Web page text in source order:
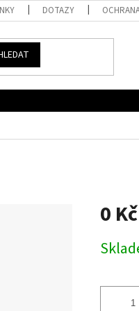
DOTAZY
0 Kč
cena: